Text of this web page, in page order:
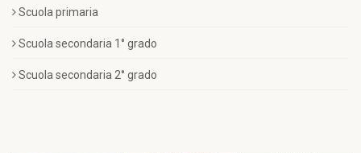
Scuola primaria
Scuola secondaria 1° grado
Scuola secondaria 2° grado